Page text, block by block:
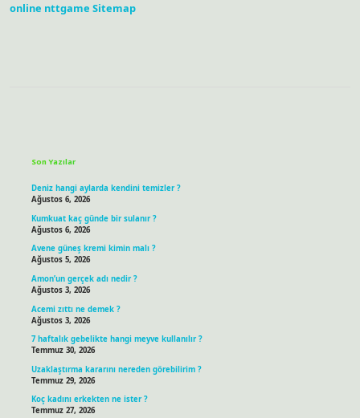
online nttgame Sitemap
Son Yazılar
Deniz hangi aylarda kendini temizler ?
Ağustos 6, 2026
Kumkuat kaç günde bir sulanır ?
Ağustos 6, 2026
Avene güneş kremi kimin malı ?
Ağustos 5, 2026
Amon’un gerçek adı nedir ?
Ağustos 3, 2026
Acemi zıttı ne demek ?
Ağustos 3, 2026
7 haftalık gebelikte hangi meyve kullanılır ?
Temmuz 30, 2026
Uzaklaştırma kararını nereden görebilirim ?
Temmuz 29, 2026
Koç kadını erkekten ne ister ?
Temmuz 27, 2026